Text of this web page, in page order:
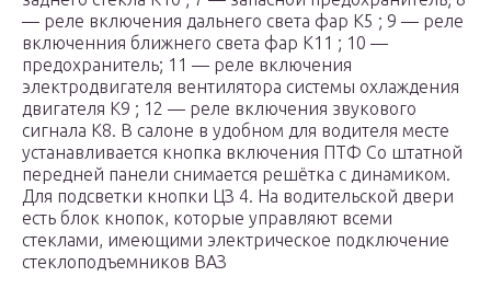
— реле включения дальнего света фар К5 ; 9 — реле
включенния ближнего света фар К11 ; 10 —
предохранитель; 11 — реле включения
электродвигателя вентилятора системы охлаждения
двигателя К9 ; 12 — реле включения звукового
сигнала К8. В салоне в удобном для водителя месте
устанавливается кнопка включения ПТФ Со штатной
передней панели снимается решётка с динамиком.
Для подсветки кнопки ЦЗ 4. На водительской двери
есть блок кнопок, которые управляют всеми
стеклами, имеющими электрическое подключение
стеклоподъемников ВАЗ